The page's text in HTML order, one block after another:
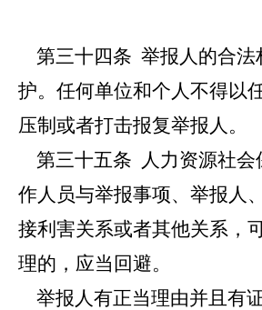
第三十四条 举报人的合法
护。任何单位和个人不得以
压制或者打击报复举报人。
第三十五条 人力资源社
作人员与举报事项、举报人
接利害关系或者其他关系，
理的，应当回避。
举报人有正当理由并且有